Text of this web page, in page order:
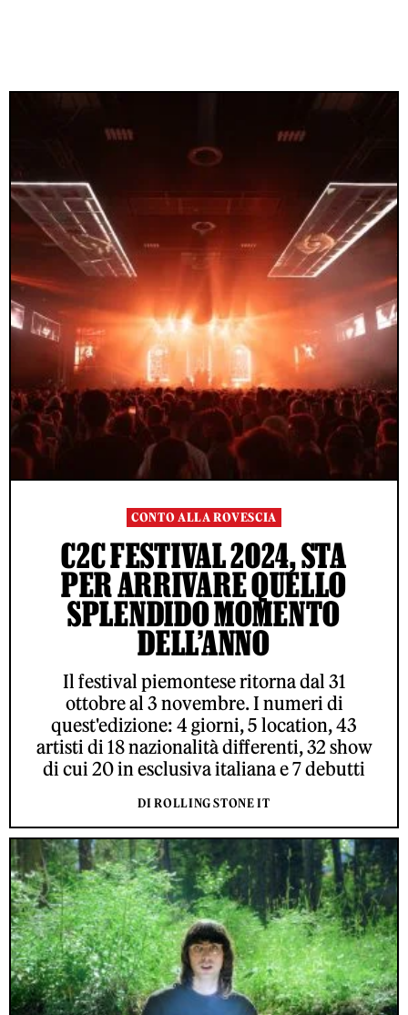
CONTO ALLA ROVESCIA
C2C FESTIVAL 2024, STA
PER ARRIVARE QUELLO
SPLENDIDO MOMENTO
DELL’ANNO
Il festival piemontese ritorna dal 31
ottobre al 3 novembre. I numeri di
quest'edizione: 4 giorni, 5 location, 43
artisti di 18 nazionalità differenti, 32 show
di cui 20 in esclusiva italiana e 7 debutti
DI ROLLING STONE IT